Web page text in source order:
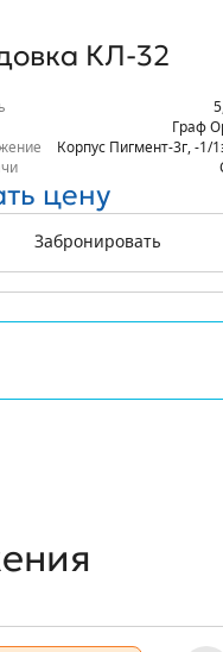
КЛ-32
Граф
Корпус Пигмент-3г -1/1
цену
Забронировать